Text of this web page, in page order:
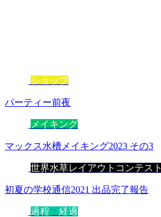
ショップ
パーティー前夜
メイキング
マックス水槽メイキング2023 その3
世界水草レイアウトコンテスト
初夏の学校通信2021 出品完了報告
過程 経過